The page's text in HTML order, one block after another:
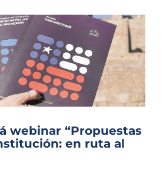
webinar “Propuestas
en ruta al